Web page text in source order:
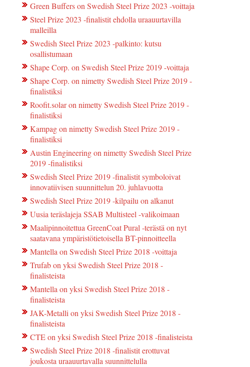
Green Buffers on Swedish Steel Prize 2023 -voittaja
Steel Prize 2023 -finalistit ehdolla uraauurtavilla
malleilla
Swedish Steel Prize 2023 -palkinto: kutsu
osallistumaan
Shape Corp. on Swedish Steel Prize 2019 -voittaja
Shape Corp. on nimetty Swedish Steel Prize 2019 -
finalistiksi
Roofit.solar on nimetty Swedish Steel Prize 2019 -
finalistiksi
Kampag on nimetty Swedish Steel Prize 2019 -
finalistiksi
Austin Engineering on nimetty Swedish Steel Prize
2019 -finalistiksi
Swedish Steel Prize 2019 -finalistit symboloivat
innovatiivisen suunnittelun 20. juhlavuotta
Swedish Steel Prize 2019 -kilpailu on alkanut
Uusia teräslajeja SSAB Multisteel -valikoimaan
Maalipinnoitettua GreenCoat Pural -terästä on nyt
saatavana ympäristötietoisella BT-pinnoitteella
Mantella on Swedish Steel Prize 2018 -voittaja
Trufab on yksi Swedish Steel Prize 2018 -
finalisteista
Mantella on yksi Swedish Steel Prize 2018 -
finalisteista
JAK-Metalli on yksi Swedish Steel Prize 2018 -
finalisteista
CTE on yksi Swedish Steel Prize 2018 -finalisteista
Swedish Steel Prize 2018 -finalistit erottuvat
joukosta uraauurtavalla suunnittelulla